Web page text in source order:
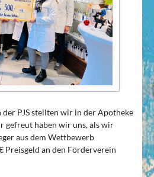
der PJS stellten wir in der Apotheke
gefreut haben wir uns, als wir
aus dem Wettbewerb
Preisgeld an den Förderverein